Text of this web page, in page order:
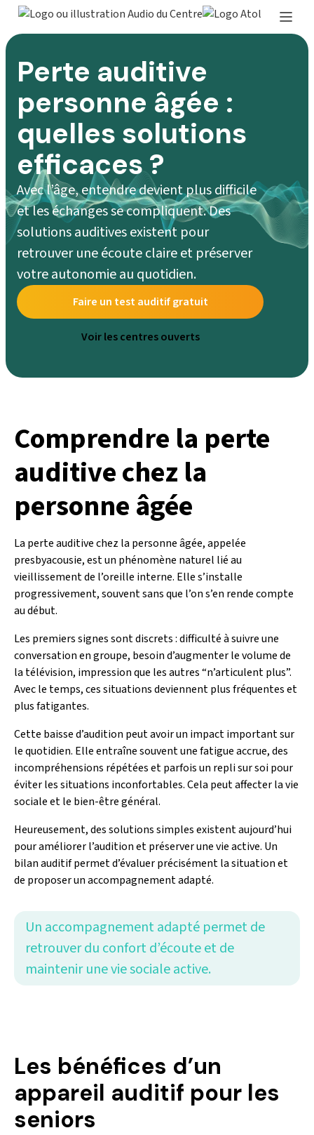
Perte auditive
personne âgée :
quelles solutions
efficaces ?
Avec l’âge, entendre devient plus difficile
et les échanges se compliquent. Des
solutions auditives existent pour
retrouver une écoute claire et préserver
votre autonomie au quotidien.
Faire un test auditif gratuit
Voir les centres ouverts
Comprendre la perte
auditive chez la
personne âgée
La perte auditive chez la personne âgée, appelée
presbyacousie, est un phénomène naturel lié au
vieillissement de l’oreille interne. Elle s’installe
progressivement, souvent sans que l’on s’en rende compte
au début.
Les premiers signes sont discrets : difficulté à suivre une
conversation en groupe, besoin d’augmenter le volume de
la télévision, impression que les autres “n’articulent plus”.
Avec le temps, ces situations deviennent plus fréquentes et
plus fatigantes.
Cette baisse d’audition peut avoir un impact important sur
le quotidien. Elle entraîne souvent une fatigue accrue, des
incompréhensions répétées et parfois un repli sur soi pour
éviter les situations inconfortables. Cela peut affecter la vie
sociale et le bien-être général.
Heureusement, des solutions simples existent aujourd’hui
pour améliorer l’audition et préserver une vie active. Un
bilan auditif permet d’évaluer précisément la situation et
de proposer un accompagnement adapté.
Un accompagnement adapté permet de
retrouver du confort d’écoute et de
maintenir une vie sociale active.
Les bénéfices d’un
appareil auditif pour les
seniors